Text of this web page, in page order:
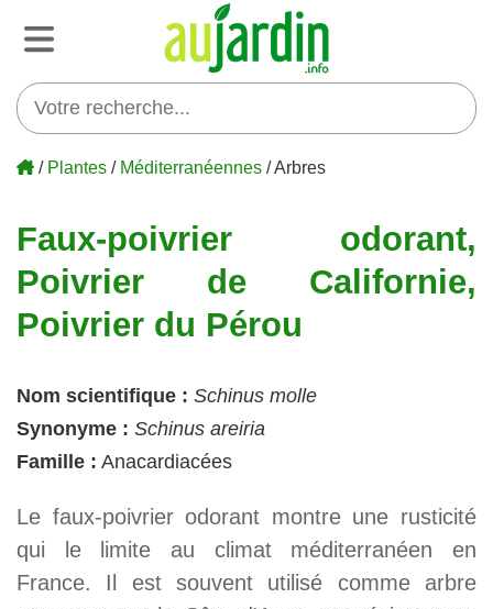
/ Plantes / Méditerranéennes / Arbres
Faux-poivrier odorant,
Poivrier de Californie,
Poivrier du Pérou
Nom scientifique : Schinus molle
Synonyme : Schinus areiria
Famille : Anacardiacées
Le faux-poivrier odorant montre une rusticité
qui le limite au climat méditerranéen en
France. Il est souvent utilisé comme arbre